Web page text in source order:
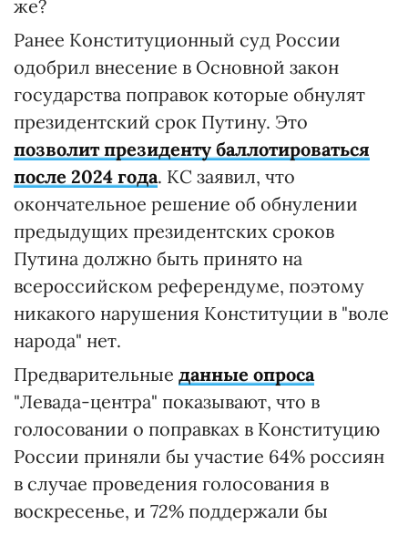
же?
Ранее Конституционный суд России
одобрил внесение в Основной закон
государства поправок которые обнулят
президентский срок Путину. Это
позволит президенту баллотироваться
после 2024 года. КС заявил, что
окончательное решение об обнулении
предыдущих президентских сроков
Путина должно быть принято на
всероссийском референдуме, поэтому
никакого нарушения Конституции в "воле
народа" нет.
Предварительные данные опроса
"Левада-центра" показывают, что в
голосовании о поправках в Конституцию
России приняли бы участие 64% россиян
в случае проведения голосования в
воскресенье, и 72% поддержали бы